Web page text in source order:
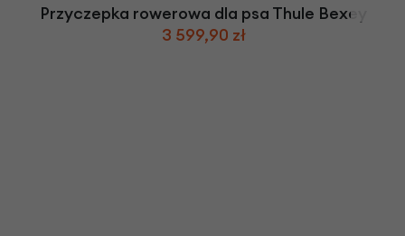
Przyczepka rowerowa dla psa Thule Bexey
3 599,90 zł